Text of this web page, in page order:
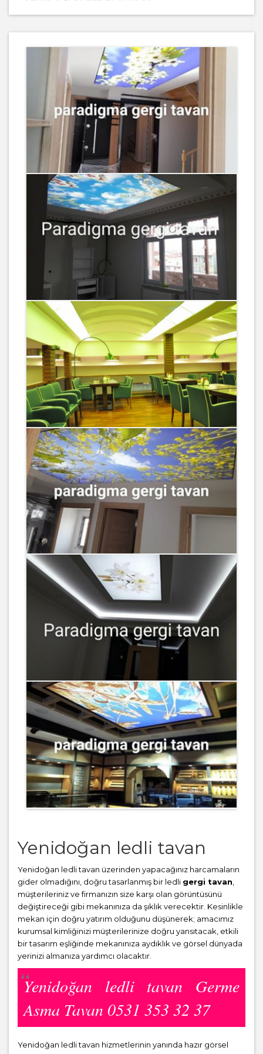
Yenidoğan ledli tavan
Yenidoğan ledli tavan üzerinden yapacağınız harcamaların
gider olmadığını, doğru tasarlanmış bir ledli gergi tavan
müşterileriniz ve firmanızın size karşı olan görüntüsünü
değiştireceği gibi mekanınıza da şıklık verecektir. Kesinlikle
mekan için doğru yatırım olduğunu düşünerek; amacımız
kurumsal kimliğinizi müşterilerinize doğru yansıtacak, etkili
bir tasarım eşliğinde mekanınıza aydıklık ve görsel dünyada
yerinizi almanıza yardımcı olacaktır.
Yenidoğan ledli tavan Germe
Asma Tavan 0531 353 32 37
Yenidoğan ledli tavan hizmetlerinin yanında hazır görsel